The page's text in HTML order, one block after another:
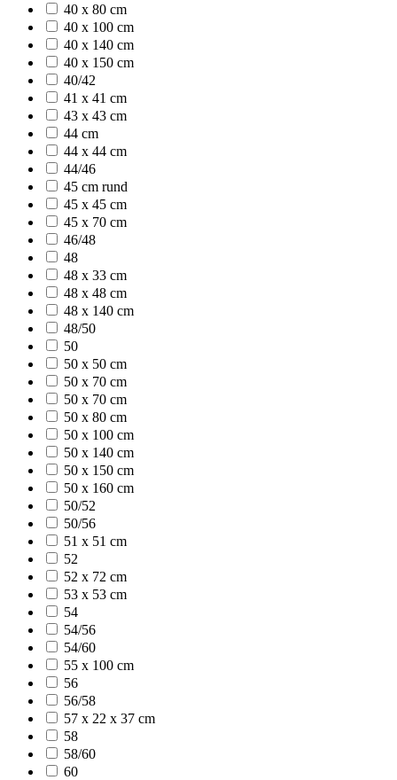
40 x 80 cm
40 x 100 cm
40 x 140 cm
40 x 150 cm
40/42
41 x 41 cm
43 x 43 cm
44 cm
44 x 44 cm
44/46
45 cm rund
45 x 45 cm
45 x 70 cm
46/48
48
48 x 33 cm
48 x 48 cm
48 x 140 cm
48/50
50
50 x 50 cm
50 x 70 cm
50 x 70 cm
50 x 80 cm
50 x 100 cm
50 x 140 cm
50 x 150 cm
50 x 160 cm
50/52
50/56
51 x 51 cm
52
52 x 72 cm
53 x 53 cm
54
54/56
54/60
55 x 100 cm
56
56/58
57 x 22 x 37 cm
58
58/60
60